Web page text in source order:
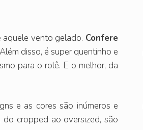
vento gelado. Confere
disso, é super quentinho e
para o rolê. E o melhor, da
e as cores são inúmeros e
cropped ao oversized, são